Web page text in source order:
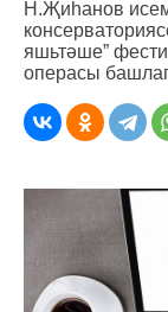
Н.Җиһанов
яшьтәше”
операсы